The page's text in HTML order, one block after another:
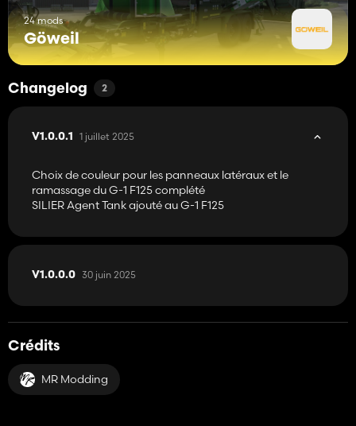
24 mods
Göweil
Changelog 2
V1.0.0.1 1 juillet 2025
Choix de couleur pour les panneaux latéraux et le
ramassage du G-1 F125 complété
SILIER Agent Tank ajouté au G-1 F125
V1.0.0.0 30 juin 2025
Crédits
MR Modding